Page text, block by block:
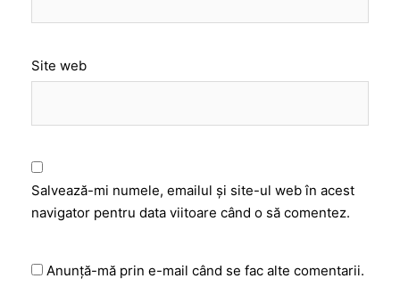
Site web
Salvează-mi numele, emailul și site-ul web în acest
navigator pentru data viitoare când o să comentez.
Anunță-mă prin e-mail când se fac alte comentarii.